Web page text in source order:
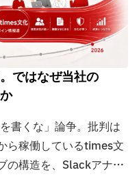
ではなぜ当社の
書くな」論争。批判は
ら稼働しているtimes文
の構造を、Slackアナリ